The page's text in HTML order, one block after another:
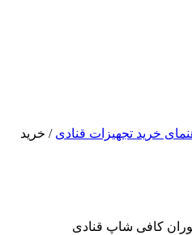
خرید تجهیزات قنادی / خرید